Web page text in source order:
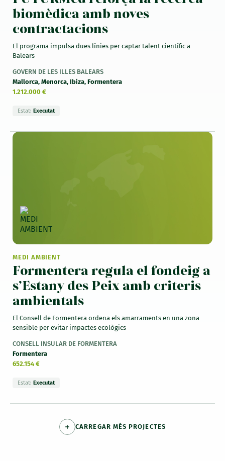
biomèdica amb noves
contractacions
El programa impulsa dues línies per captar talent científic a
Balears
GOVERN DE LES ILLES BALEARS
Mallorca, Menorca, Ibiza, Formentera
1.212.000 €
Estat: Executat
MEDI AMBIENT
Formentera regula el fondeig a
s’Estany des Peix amb criteris
ambientals
El Consell de Formentera ordena els amarraments en una zona
sensible per evitar impactes ecològics
CONSELL INSULAR DE FORMENTERA
Formentera
652.154 €
Estat: Executat
CARREGAR MÉS PROJECTES